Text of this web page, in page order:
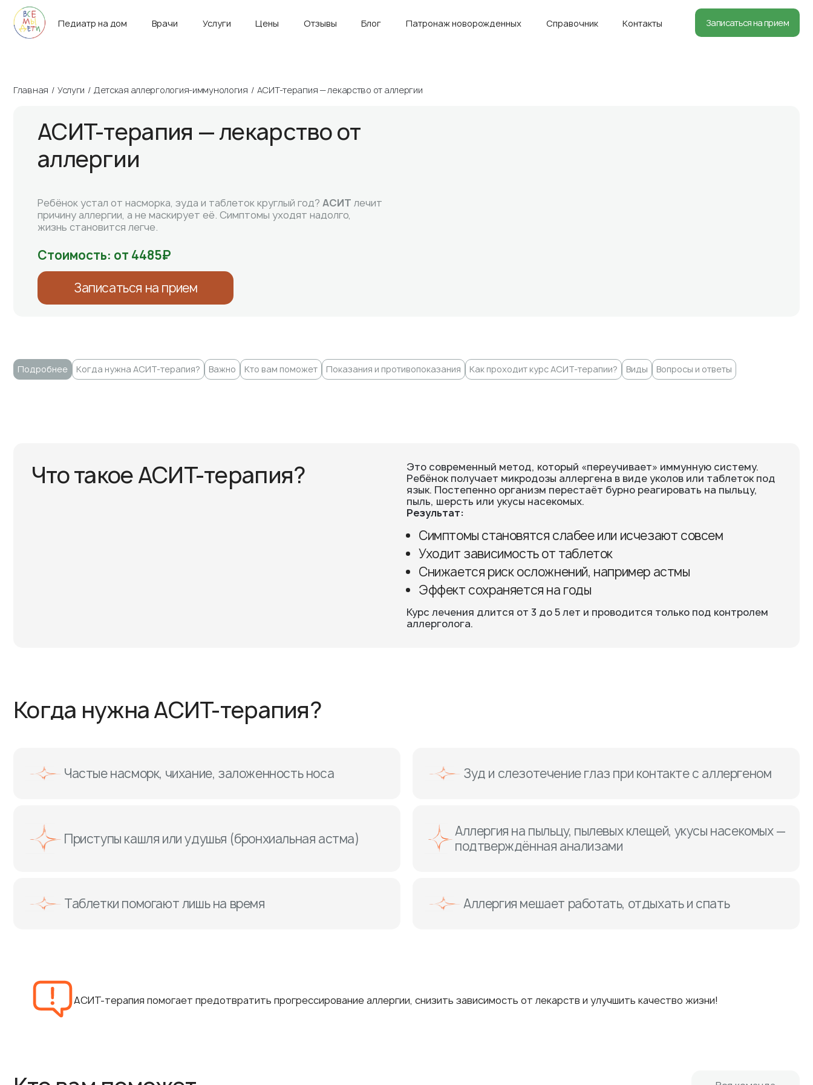
г. Санкт-Петербург 8 (812) 660-71-75
Педиатр на дом Врачи Услуги Цены Отзывы Блог Патронаж новорожденных Справочник Контакты Записаться на прием
Главная Услуги Детская аллергология-иммунология АСИТ-терапия — лекарство от аллергии
АСИТ-терапия — лекарство от
аллергии
Ребёнок устал от насморка, зуда и таблеток круглый год? АСИТ лечит
причину аллергии, а не маскирует её. Симптомы уходят надолго,
жизнь становится легче.
Стоимость: от 4485₽
Записаться на прием
Подробнее Когда нужна АСИТ-терапия? Важно Кто вам поможет Показания и противопоказания Как проходит курс АСИТ-терапии? Виды Вопросы и ответы
Что такое АСИТ-терапия?
Это современный метод, который «переучивает» иммунную систему.
Ребёнок получает микродозы аллергена в виде уколов или таблеток под
язык. Постепенно организм перестаёт бурно реагировать на пыльцу,
пыль, шерсть или укусы насекомых.
Результат:
Симптомы становятся слабее или исчезают совсем
Уходит зависимость от таблеток
Снижается риск осложнений, например астмы
Эффект сохраняется на годы
Курс лечения длится от 3 до 5 лет и проводится только под контролем
аллерголога.
Когда нужна АСИТ-терапия?
Частые насморк, чихание, заложенность носа Зуд и слезотечение глаз при контакте с аллергеном
Приступы кашля или удушья (бронхиальная астма)
Аллергия на пыльцу, пылевых клещей, укусы насекомых —
подтверждённая анализами
Таблетки помогают лишь на время Аллергия мешает работать, отдыхать и спать
АСИТ-терапия помогает предотвратить прогрессирование аллергии, снизить зависимость от лекарств и улучшить качество жизни!